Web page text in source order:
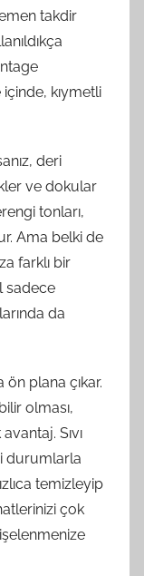
takdir
içinde, kıymetli
deri
ve dokular
tonları,
Ama belki de
farklı bir
sadece
da
plana çıkar.
olması,
Sıvı
durumlarla
temizleyip
çok